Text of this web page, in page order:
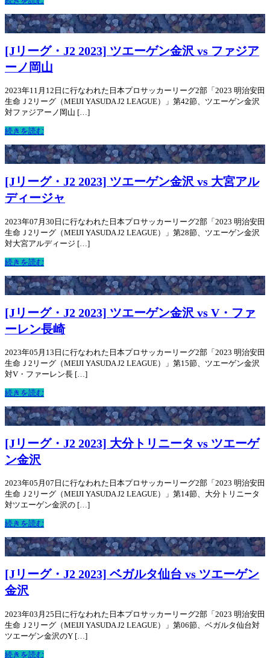
[Jリーグ・J2 2023] ツエーゲン金沢 vs ファジア
ーノ岡山
2023年11月12日に行なわれた日本プロサッカーリーグ2部「2023 明治安田
生命Ｊ2リーグ（MEIJI YASUDA J2 LEAGUE）」第42節、ツエーゲン金沢
対ファジアーノ岡山 […]
続きを読む
[Jリーグ・J2 2023] ツエーゲン金沢 vs 大宮アル
ディージャ
2023年07月30日に行なわれた日本プロサッカーリーグ2部「2023 明治安田
生命Ｊ2リーグ（MEIJI YASUDA J2 LEAGUE）」第28節、ツエーゲン金沢
対大宮アルディージ […]
続きを読む
[Jリーグ・J2 2023] ツエーゲン金沢 vs V・ファ
ーレン長崎
2023年05月13日に行なわれた日本プロサッカーリーグ2部「2023 明治安田
生命Ｊ2リーグ（MEIJI YASUDA J2 LEAGUE）」第15節、ツエーゲン金沢
対V・ファーレン長 […]
続きを読む
[Jリーグ・J2 2023] 大分トリニータ vs ツエーゲ
ン金沢
2023年05月07日に行なわれた日本プロサッカーリーグ2部「2023 明治安田
生命Ｊ2リーグ（MEIJI YASUDA J2 LEAGUE）」第14節、大分トリニータ
対ツエーゲン金沢の […]
続きを読む
[Jリーグ・J2 2023] ベガルタ仙台 vs ツエーゲン
金沢
2023年03月25日に行なわれた日本プロサッカーリーグ2部「2023 明治安田
生命Ｊ2リーグ（MEIJI YASUDA J2 LEAGUE）」第06節、ベガルタ仙台対
ツエーゲン金沢のY […]
続きを読む